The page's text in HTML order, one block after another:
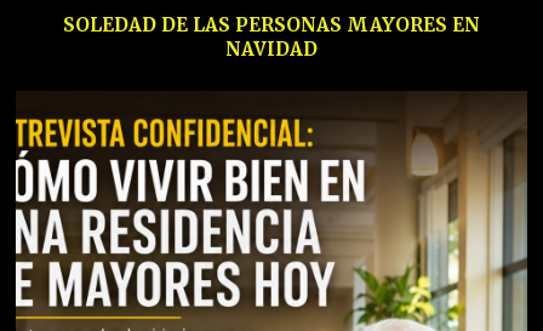
SOLEDAD DE LAS PERSONAS MAYORES EN
NAVIDAD